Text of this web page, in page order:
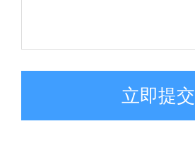
立即提交